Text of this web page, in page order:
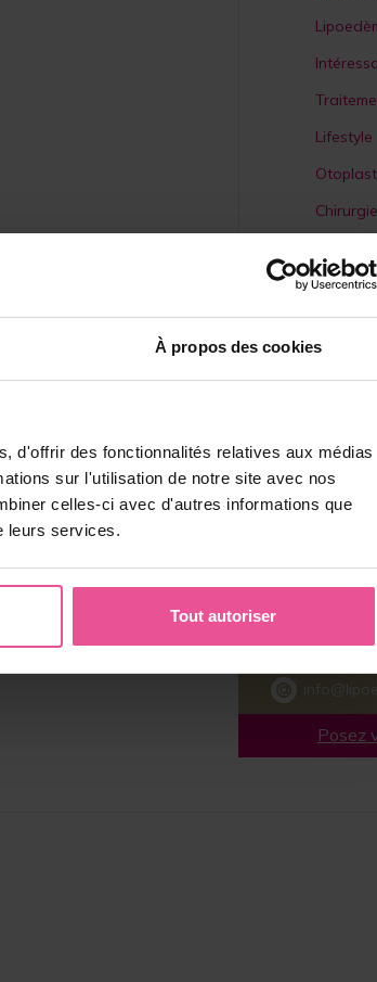
À propos des cookies
d'offrir des fonctionnalités relatives aux médias
sur l'utilisation de notre site avec nos
celles-ci avec d'autres informations que
leurs services.
Tout autoriser
Lifestyle
disposition
+32
+31
(Lun -
Posez